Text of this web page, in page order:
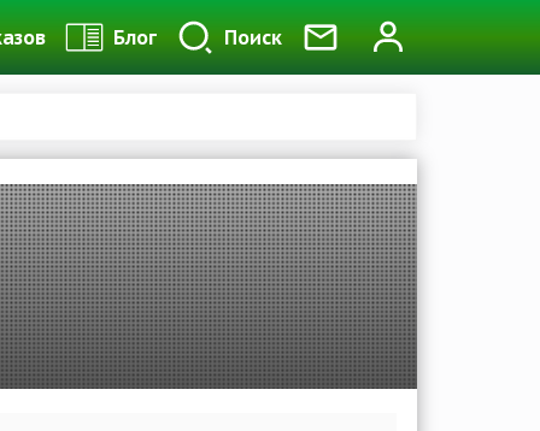
Блог Поиск